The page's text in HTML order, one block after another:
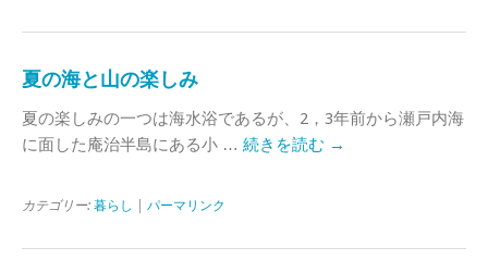
夏の海と山の楽しみ
夏の楽しみの一つは海水浴であるが、2，3年前から瀬戸内海
に面した庵治半島にある小 … 続きを読む →
カテゴリー: 暮らし パーマリンク